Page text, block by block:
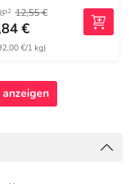
2 12,55 €
€
€/1 kg)